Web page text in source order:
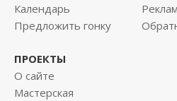
Календарь
Предложить гонку
ПРОЕКТЫ
О сайте
Мастерская